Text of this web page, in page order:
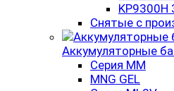
KP9300H
Снятые с
Аккумуляторные
Серия MM
MNG GEL